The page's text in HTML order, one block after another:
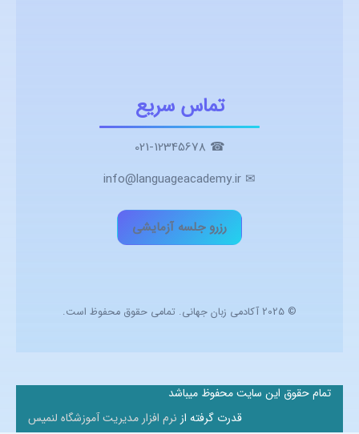
تماس سریع
☎ 021-12345678
✉ info@languageacademy.ir
رزرو جلسه آزمایشی
© 2025 آکادمی زبان جهانی. تمامی حقوق محفوظ است.
تمام حقوق این سایت محفوظ میباشد
قدرت گرفته از نرم افزار مدیریت آموزشگاه لنمیس